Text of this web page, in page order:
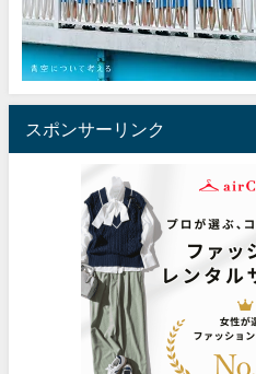
スポンサーリンク